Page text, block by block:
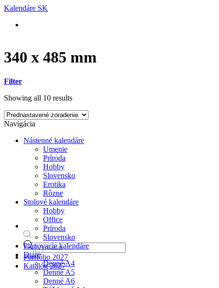
Skip
content
Kalendáre SK
Products
search
Portfólio 2027
Katalóg 2027
340 x 485 mm
Filter
Showing all 10 results
Navigácia
Nástenné kalendáre
Umenie
Príroda
Hobby
Slovensko
Erotika
Rôzne
Stolové kalendáre
Hobby
Office
Príroda
Slovensko
Plánovacie kalendáre
Diáre
Denné A4
Denné A5
Denné A6